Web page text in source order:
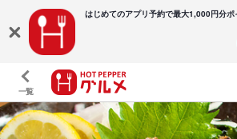
はじめてのアプリ予約で最大1,000円分ポ
一覧